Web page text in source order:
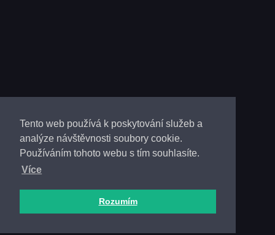
Tento web používá k poskytování služeb a
analýze návštěvnosti soubory cookie.
Používáním tohoto webu s tím souhlasíte.
Více
Rozumím